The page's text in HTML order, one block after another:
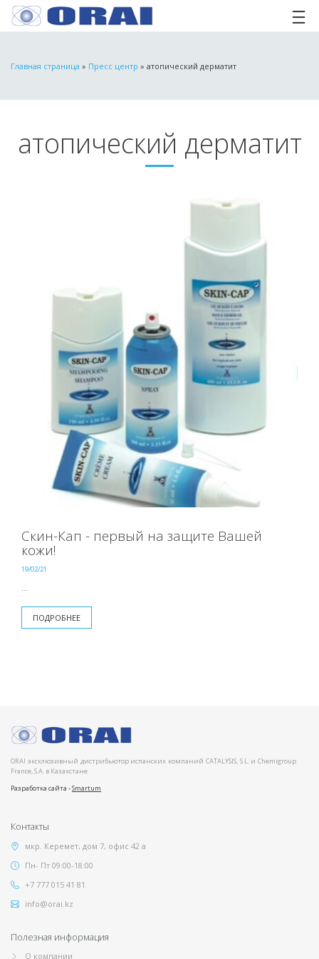
Главная страница » Пресс центр » атопический дерматит
атопический дерматит
Скин-Кап - первый на защите Вашей
кожи!
19/02/21
ПОДРОБНЕЕ
ORAI эксклюзивный дистрибьютор испанских компаний CATALYSIS, S.L. и Chemigroup
France, S.A. в Казахстане
Разработка сайта -Smartum
Контакты
мкр. Керемет, дом 7, офис 42 а
Пн- Пт 09:00-18:00
+7 777 015 41 81
info@orai.kz
Полезная информация
О компании